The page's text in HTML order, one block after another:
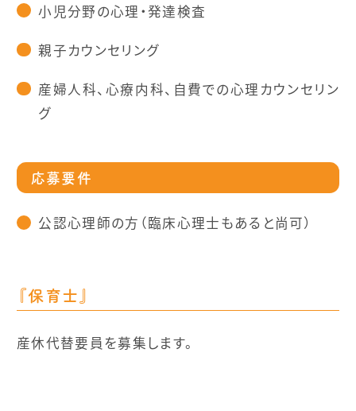
小児分野の心理・発達検査
親子カウンセリング
産婦人科、心療内科、自費での心理カウンセリン
グ
応募要件
公認心理師の方（臨床心理士もあると尚可）
『保育士』
産休代替要員を募集します。